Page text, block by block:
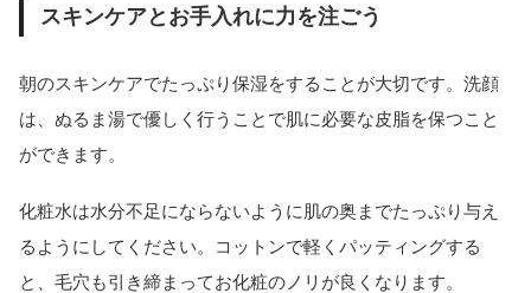
スキンケアとお手入れに力を注ごう
朝のスキンケアでたっぷり保湿をすることが大切です。洗顔
は、ぬるま湯で優しく行うことで肌に必要な皮脂を保つこと
ができます。
化粧水は水分不足にならないように肌の奥までたっぷり与え
るようにしてください。コットンで軽くパッティングする
と、毛穴も引き締まってお化粧のノリが良くなります。